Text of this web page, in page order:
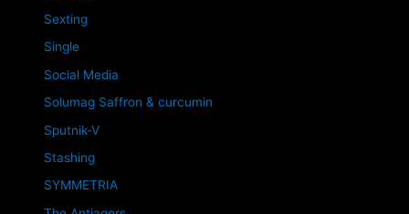
Sexting
Single
Social Media
Solumag Saffron & curcumin
Sputnik-V
Stashing
SYMMETRIA